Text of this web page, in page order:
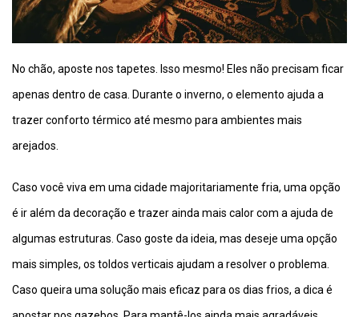
No chão, aposte nos tapetes. Isso mesmo! Eles não precisam ficar
apenas dentro de casa. Durante o inverno, o elemento ajuda a
trazer conforto térmico até mesmo para ambientes mais
arejados.
Caso você viva em uma cidade majoritariamente fria, uma opção
é ir além da decoração e trazer ainda mais calor com a ajuda de
algumas estruturas. Caso goste da ideia, mas deseje uma opção
mais simples, os toldos verticais ajudam a resolver o problema.
Caso queira uma solução mais eficaz para os dias frios, a dica é